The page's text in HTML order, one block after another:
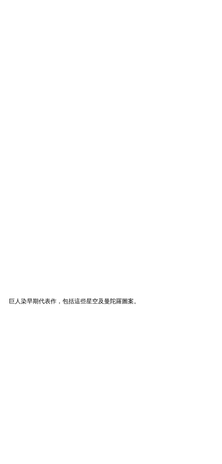
巨人染早期代表作，包括這些星空及曼陀羅圖案。